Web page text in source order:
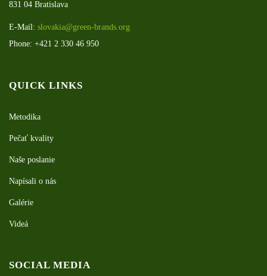
831 04 Bratislava
E-Mail: slovakia@green-brands.org
Phone: +421 2 330 46 950
QUICK LINKS
Metodika
Pečať kvality
Naše poslanie
Napísali o nás
Galérie
Videá
SOCIAL MEDIA